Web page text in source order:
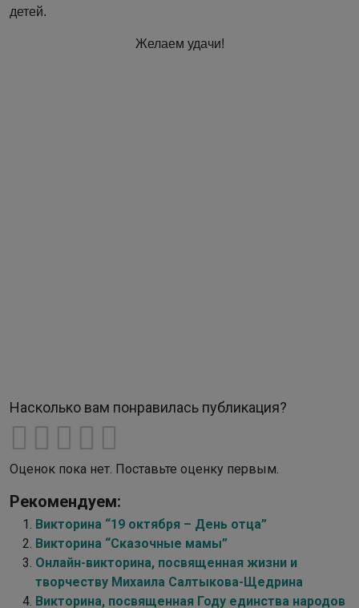
детей.
Желаем удачи!
Насколько вам понравилась публикация?
Оценок пока нет. Поставьте оценку первым.
Рекомендуем:
Викторина “19 октября – День отца”
Викторина “Сказочные мамы”
Онлайн-викторина, посвященная жизни и
творчеству Михаила Салтыкова-Щедрина
Викторина, посвященная Году единства народов